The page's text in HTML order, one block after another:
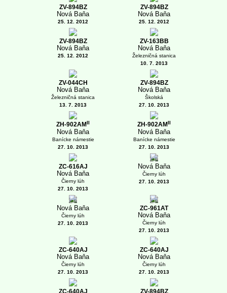
ZV-894BZ
Nová Baňa
25. 12. 2012
ZV-894BZ
Nová Baňa
25. 12. 2012
ZV-894BZ
Nová Baňa
25. 12. 2012
ZV-163BB
Nová Baňa
Železničná stanica
10. 7. 2013
ZV-044CH
Nová Baňa
Železničná stanica
13. 7. 2013
ZV-894BZ
Nová Baňa
Školská
27. 10. 2013
ZH-902AMII
Nová Baňa
Banícke námestie
27. 10. 2013
ZH-902AMII
Nová Baňa
Banícke námestie
27. 10. 2013
ZC-616AJ
Nová Baňa
Čierny lúh
27. 10. 2013
1
Nová Baňa
Čierny lúh
27. 10. 2013
1
Nová Baňa
Čierny lúh
27. 10. 2013
1
ZC-961AT
Nová Baňa
Čierny lúh
27. 10. 2013
ZC-640AJ
Nová Baňa
Čierny lúh
27. 10. 2013
ZC-640AJ
Nová Baňa
Čierny lúh
27. 10. 2013
ZC-640AJ ZV-894BZ